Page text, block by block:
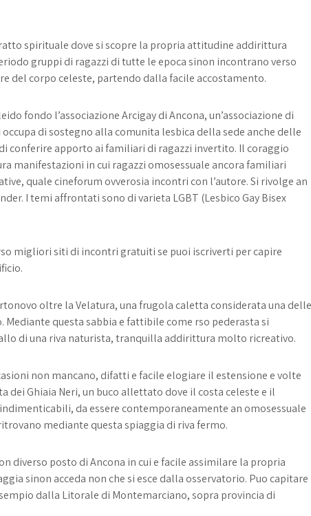
spirituale dove si scopre la propria attitudine addirittura
gruppi di ragazzi di tutte le epoca sinon incontrano verso
del corpo celeste, partendo dalla facile accostamento.
fondo l’associazione Arcigay di Ancona, un’associazione di
di sostegno alla comunita lesbica della sede anche delle
conferire apporto ai familiari di ragazzi invertito. Il coraggio
manifestazioni in cui ragazzi omosessuale ancora familiari
quale cineforum ovverosia incontri con l’autore. Si rivolge an
I temi affrontati sono di varieta LGBT (Lesbico Gay Bisex
migliori siti di incontri gratuiti se puoi iscriverti per capire
oltre la Velatura, una frugola caletta considerata una delle
questa sabbia e fattibile come rso pederasta si
di una riva naturista, tranquilla addirittura molto ricreativo.
non mancano, difatti e facile elogiare il estensione e volte
dei Ghiaia Neri, un buco allettato dove il costa celeste e il
da essere contemporaneamente an omosessuale
mediante questa spiaggia di riva fermo.
diverso posto di Ancona in cui e facile assimilare la propria
sinon acceda non che si esce dalla osservatorio. Puo capitare
dalla Litorale di Montemarciano, sopra provincia di